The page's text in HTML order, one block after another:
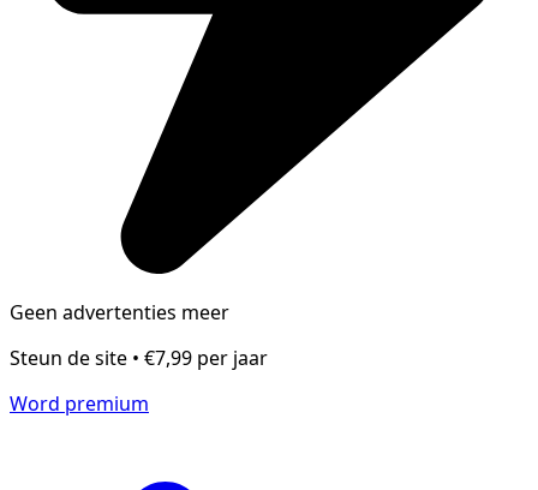
Geen advertenties meer
Steun de site • €7,99 per jaar
Word premium